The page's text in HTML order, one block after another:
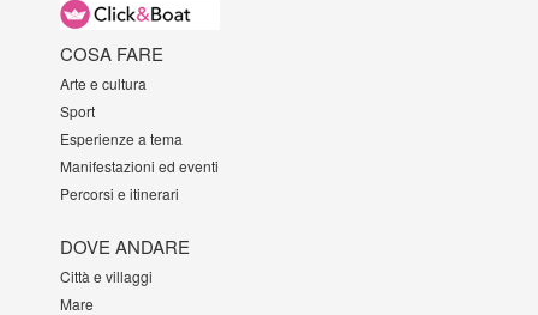
COSA FARE
Arte e cultura
Sport
Esperienze a tema
Manifestazioni ed eventi
Percorsi e itinerari
DOVE ANDARE
Città e villaggi
Mare